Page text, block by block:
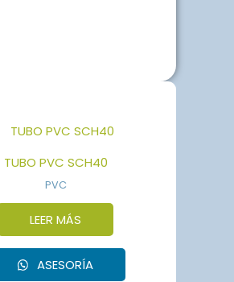
TUBO PVC SCH40
PVC
LEER MÁS
ASESORÍA